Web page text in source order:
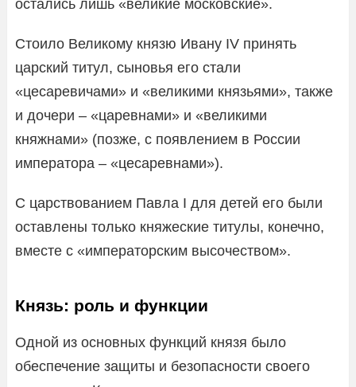
остались лишь «великие московские».
Стоило Великому князю Ивану IV принять
царский титул, сыновья его стали
«цесаревичами» и «великими князьями», также
и дочери – «царевнами» и «великими
княжнами» (позже, с появлением в России
императора – «цесаревнами»).
С царствованием Павла I для детей его были
оставлены только княжеские титулы, конечно,
вместе с «императорским высочеством».
Князь: роль и функции
Одной из основных функций князя было
обеспечение защиты и безопасности своего